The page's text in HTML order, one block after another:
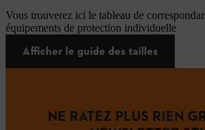
Vous trouverez ici le tableau de
équipements de protection individuelle
Afficher le guide des tailles
NE RATEZ PLUS RIEN